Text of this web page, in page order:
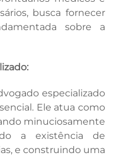
busca fornecer
sobre a
especializado
Ele atua como
minuciosamente
a existência de
e construindo uma